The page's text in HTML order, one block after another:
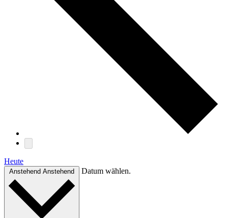
Heute
Anstehend Anstehend Datum wählen.